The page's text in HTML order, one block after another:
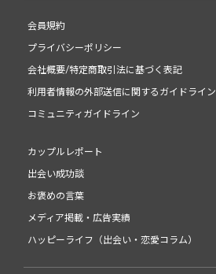
会員規約
プライバシーポリシー
会社概要/特定商取引法に基づく表記
利用者情報の外部送信に関するガイドライン
コミュニティガイドライン
カップルレポート
出会い成功談
お褒めの言葉
メディア掲載・広告実績
ハッピーライフ（出会い・恋愛コラム）